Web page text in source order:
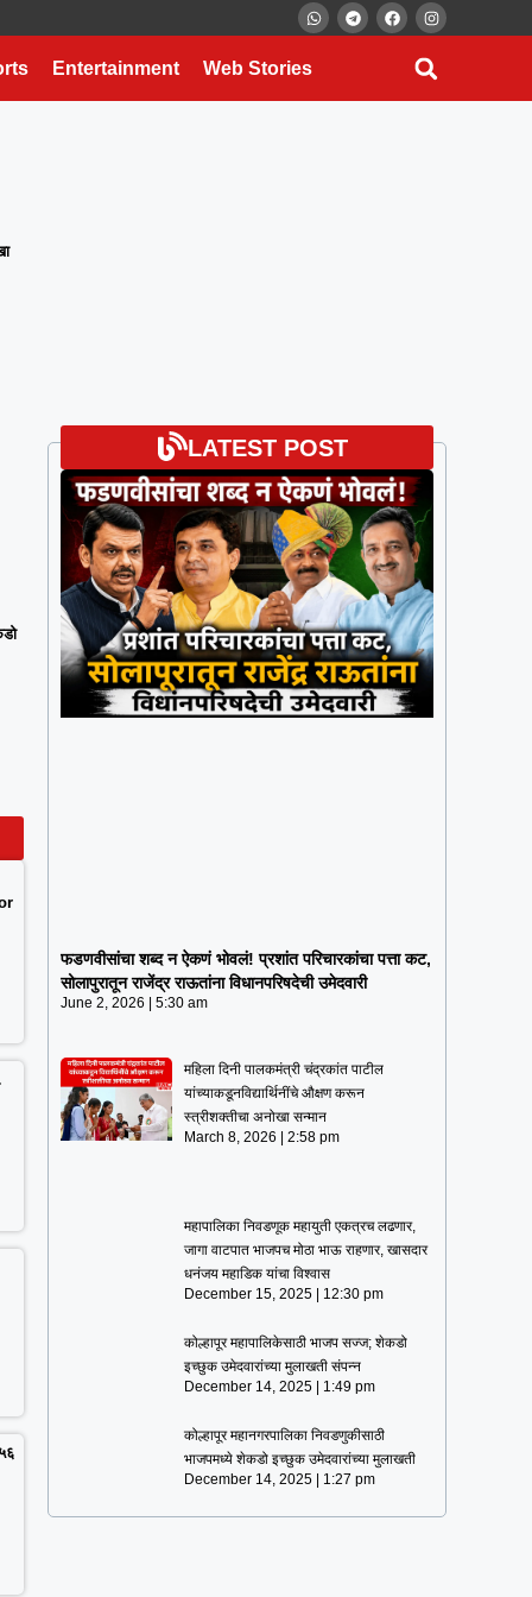
Entertainment Web Stories
LATEST POST
फडणवीसांचा शब्द न ऐकणं भोवलं! प्रशांत परिचारकांचा पत्ता कट,
सोलापुरातून राजेंद्र राऊतांना विधानपरिषदेची उमेदवारी
June 2, 2026 5:30 am
राऊतांना विधानपरिषदेची उमेदवारी
June 2, 2026 5:30 am
महिला दिनी पालकमंत्री चंद्रकांत पाटील
यांच्याकडूनविद्यार्थिनींचे औक्षण करून
स्त्रीशक्तीचा अनोखा सन्मान
March 8, 2026
2:58 pm
महापालिका निवडणूक महायुती एकत्रच लढणार,
जागा वाटपात भाजपच मोठा भाऊ राहणार, खासदार
धनंजय महाडिक यांचा विश्वास
December 15, 2025
12:30 pm
कोल्हापूर महापालिकेसाठी भाजप सज्ज; शेकडो
इच्छुक उमेदवारांच्या मुलाखती संपन्न
December 14, 2025
1:49 pm
कोल्हापूर महानगरपालिका निवडणुकीसाठी
भाजपमध्ये शेकडो इच्छुक उमेदवारांच्या मुलाखती
December 14, 2025
1:27 pm